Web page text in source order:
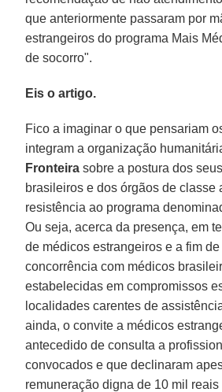
que anteriormente passaram por
estrangeiros do programa Mais
de socorro".
Eis o artigo.
Fico a imaginar o que pensariam
integram a organização
Fronteira sobre a postura dos
brasileiros e dos órgãos de classe
resistência ao programa
Ou seja, acerca da presença, em
de médicos estrangeiros e a fim
concorrência com médicos
estabelecidas em compromissos
localidades carentes de
ainda, o convite a médicos
antecedido de consulta a
convocados e que declinaram
remuneração digna de 10 mil reais